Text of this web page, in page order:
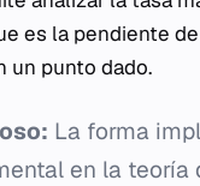
es la pendiente
un punto dado.
La forma
en la teoría